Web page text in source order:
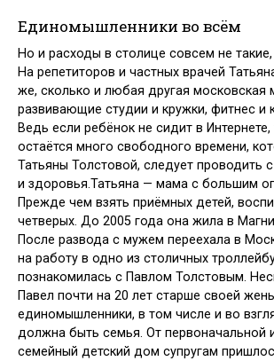
Единомышленники во всём
Но и расходы в столице совсем не такие,
На репетиторов и частных врачей
же, сколько и любая другая московская
развивающие студии и кружки, фитнес и
Ведь если ребёнок не сидит в Интернете,
остаётся много свободного времени,
Татьяны Толстовой, следует проводить
и здоровья.Татьяна — мама с большим
Прежде чем взять приёмных детей,
четверых. До 2005 года она жила в
После развода с мужем переехала в
на работу в одно из столичных
познакомилась с Павлом Толстовым.
Павел почти на 20 лет старше своей
единомышленники, в том числе и во
должна быть семья. От первоначальной
семейный детский дом супругам